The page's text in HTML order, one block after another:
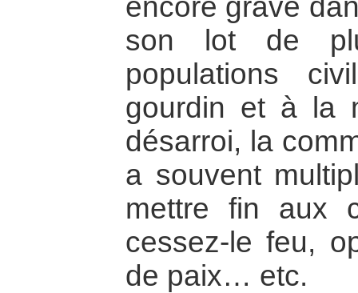
encore gravé
son lot de
populations
gourdin et à la
désarroi, la
a souvent
mettre fin aux
cessez-le feu,
de paix… etc.